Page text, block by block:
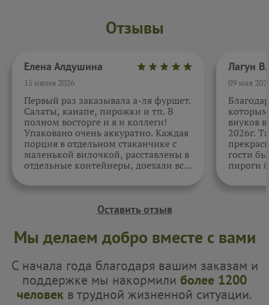
Отзывы
Елена Алдушина
15 июня 2026
Первый раз заказывала а-ля фуршет.
Салаты, канапе, пирожки и тп. В
полном восторге и я и коллеги!
Упаковано очень аккуратно. Каждая
порция в отдельном стаканчике с
маленькой вилочкой, расставлены в
отдельные контейнеры, доехали все
спасибо за внимательность к датам.
09 мая
внуков
2026г.
гости
пироги
Оставить отзыв
Мы делаем добро вместе с вами
С начала года благодаря вашим заказам и
поддержке мы накормили более 1200
человек в трудной жизненной ситуации.